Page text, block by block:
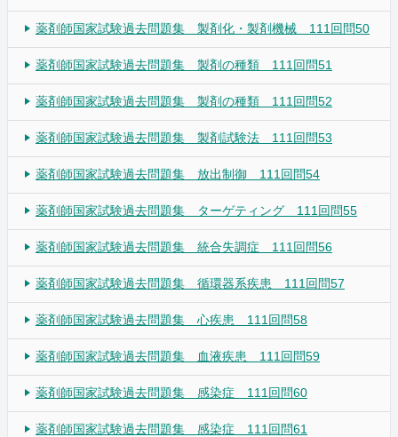
薬剤師国家試験過去問題集 製剤化・製剤機械 111回問50
薬剤師国家試験過去問題集 製剤の種類 111回問51
薬剤師国家試験過去問題集 製剤の種類 111回問52
薬剤師国家試験過去問題集 製剤試験法 111回問53
薬剤師国家試験過去問題集 放出制御 111回問54
薬剤師国家試験過去問題集 ターゲティング 111回問55
薬剤師国家試験過去問題集 統合失調症 111回問56
薬剤師国家試験過去問題集 循環器系疾患 111回問57
薬剤師国家試験過去問題集 心疾患 111回問58
薬剤師国家試験過去問題集 血液疾患 111回問59
薬剤師国家試験過去問題集 感染症 111回問60
薬剤師国家試験過去問題集 感染症 111回問61